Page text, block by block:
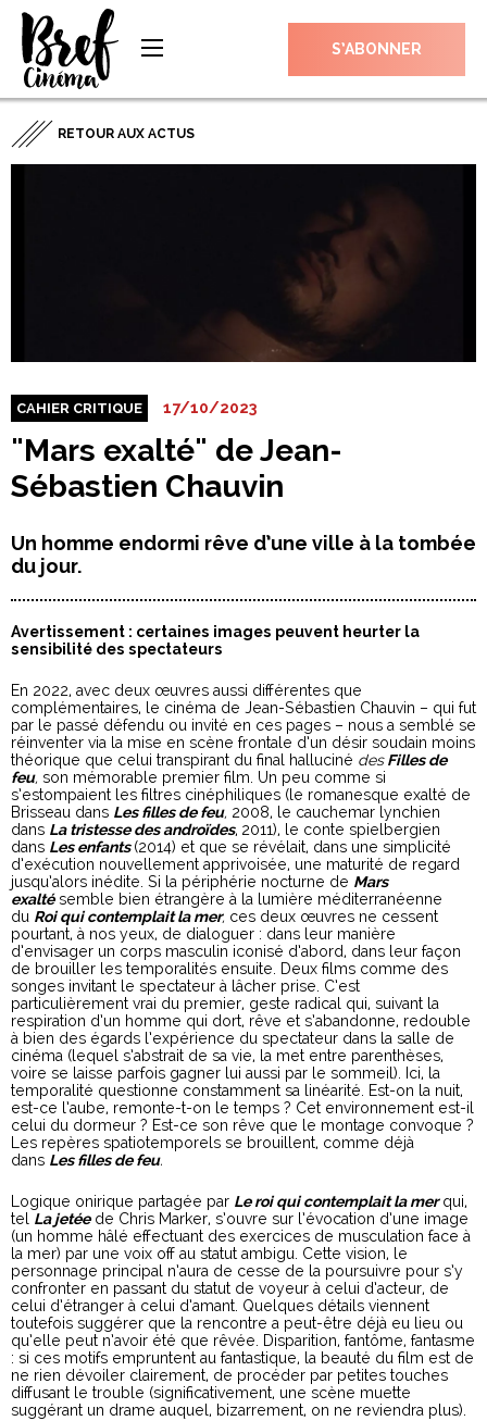
S’ABONNER
RETOUR AUX ACTUS
CAHIER CRITIQUE 17/10/2023
"Mars exalté" de Jean-
Sébastien Chauvin
Un homme endormi rêve d’une ville à la tombée
du jour.
Avertissement : certaines images peuvent heurter la
sensibilité des spectateurs
En 2022, avec deux œuvres aussi différentes que
complémentaires, le cinéma de Jean-Sébastien Chauvin – qui fut
par le passé défendu ou invité en ces pages – nous a semblé se
réinventer via la mise en scène frontale d’un désir soudain moins
théorique que celui transpirant du final halluciné des Filles de
feu, son mémorable premier film. Un peu comme si
s’estompaient les filtres cinéphiliques (le romanesque exalté de
Brisseau dans Les filles de feu, 2008, le cauchemar lynchien
dans La tristesse des androïdes, 2011), le conte spielbergien
dans Les enfants (2014) et que se révélait, dans une simplicité
d’exécution nouvellement apprivoisée, une maturité de regard
jusqu’alors inédite. Si la périphérie nocturne de Mars
exalté semble bien étrangère à la lumière méditerranéenne
du Roi qui contemplait la mer, ces deux œuvres ne cessent
pourtant, à nos yeux, de dialoguer : dans leur manière
d’envisager un corps masculin iconisé d’abord, dans leur façon
de brouiller les temporalités ensuite. Deux films comme des
songes invitant le spectateur à lâcher prise. C’est
particulièrement vrai du premier, geste radical qui, suivant la
respiration d’un homme qui dort, rêve et s’abandonne, redouble
à bien des égards l’expérience du spectateur dans la salle de
cinéma (lequel s’abstrait de sa vie, la met entre parenthèses,
voire se laisse parfois gagner lui aussi par le sommeil). Ici, la
temporalité questionne constamment sa linéarité. Est-on la nuit,
est-ce l’aube, remonte-t-on le temps ? Cet environnement est-il
celui du dormeur ? Est-ce son rêve que le montage convoque ?
Les repères spatiotemporels se brouillent, comme déjà
dans Les filles de feu.
Logique onirique partagée par Le roi qui contemplait la mer qui,
tel La jetée de Chris Marker, s’ouvre sur l’évocation d’une image
(un homme hâlé effectuant des exercices de musculation face à
la mer) par une voix off au statut ambigu. Cette vision, le
personnage principal n’aura de cesse de la poursuivre pour s’y
confronter en passant du statut de voyeur à celui d’acteur, de
celui d’étranger à celui d’amant. Quelques détails viennent
toutefois suggérer que la rencontre a peut-être déjà eu lieu ou
qu’elle peut n’avoir été que rêvée. Disparition, fantôme, fantasme
: si ces motifs empruntent au fantastique, la beauté du film est de
ne rien dévoiler clairement, de procéder par petites touches
diffusant le trouble (significativement, une scène muette
suggérant un drame auquel, bizarrement, on ne reviendra plus).